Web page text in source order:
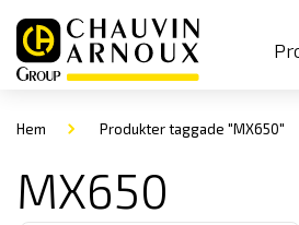
Hem Produkter taggade "MX650"
MX650